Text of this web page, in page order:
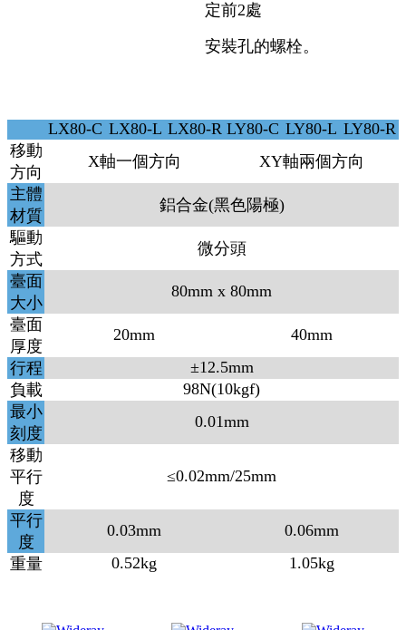
定前2處
安裝孔的螺栓。
LX80-C LX80-L LX80-R LY80-C LY80-L LY80-R
移動
方向
X軸一個方向
XY軸兩個方向
主體
材質
鋁合金(黑色陽極)
驅動
方式
微分頭
臺面
大小
80mm x 80mm
臺面
厚度
20mm
40mm
行程
±12.5mm
負載
98N(10kgf)
最小
刻度
0.01mm
移動
平行
度
≤0.02mm/25mm
平行
度
0.03mm
0.06mm
重量
0.52kg 1.05kg